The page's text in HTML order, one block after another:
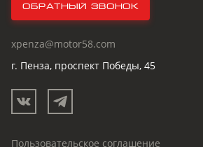
Обратный звонок
xpenza@motor58.com
г. Пенза, проспект Победы, 45
Пользовательское соглашение